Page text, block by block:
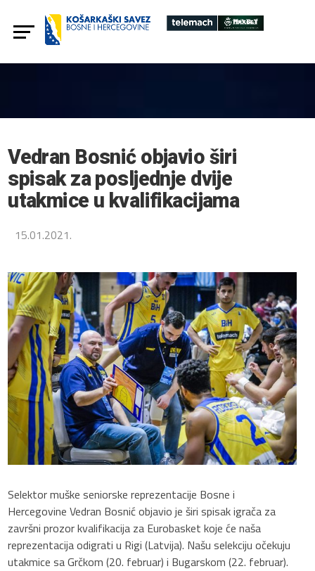
Vedran Bosnić objavio širi
spisak za posljednje dvije
utakmice u kvalifikacijama
15.01.2021.
Selektor muške seniorske reprezentacije Bosne i
Hercegovine Vedran Bosnić objavio je širi spisak igrača za
završni prozor kvalifikacija za Eurobasket koje će naša
reprezentacija odigrati u Rigi (Latvija). Našu selekciju očekuju
utakmice sa Grčkom (20. februar) i Bugarskom (22. februar).